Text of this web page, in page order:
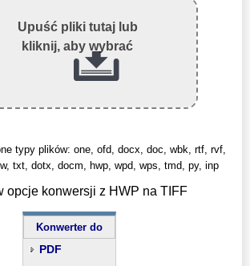
Upuść pliki tutaj lub
kliknij, aby wybrać
typy plików: one, ofd, docx, doc, wbk, rtf, rvf,
txt, dotx, docm, hwp, wpd, wps, tmd, py, inp
opcje konwersji z HWP na TIFF
Konwerter do
PDF